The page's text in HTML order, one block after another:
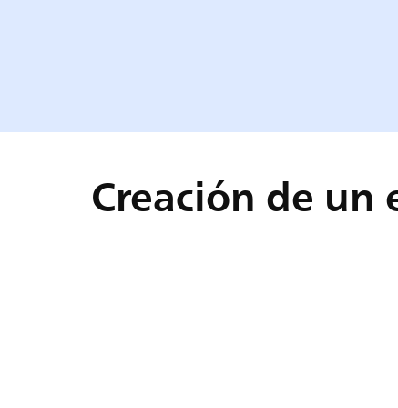
Creación de